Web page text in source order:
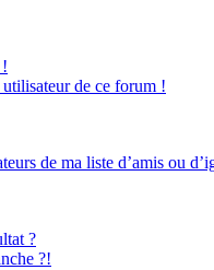
de ce forum !
de ma liste d’amis ou
?
?!